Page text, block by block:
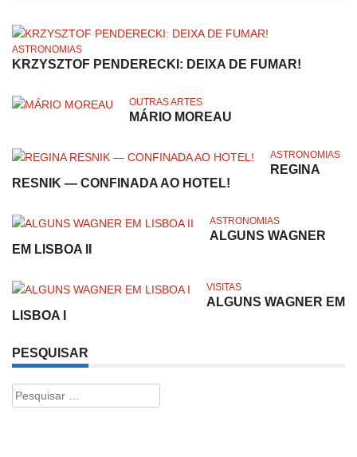
ASTRONOMIAS
KRZYSZTOF PENDERECKI: DEIXA DE FUMAR!
OUTRAS ARTES
MÁRIO MOREAU
ASTRONOMIAS
REGINA
RESNIK — CONFINADA AO HOTEL!
ASTRONOMIAS
ALGUNS WAGNER
EM LISBOA II
VISITAS
ALGUNS WAGNER EM
LISBOA I
PESQUISAR
Pesquisar
por: